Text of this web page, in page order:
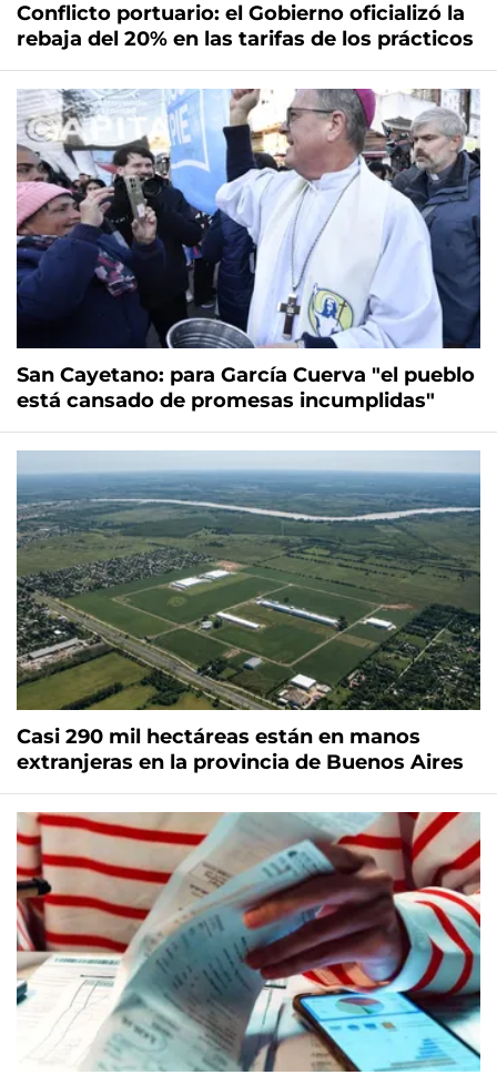
Conflicto portuario: el Gobierno oficializó la
rebaja del 20% en las tarifas de los prácticos
San Cayetano: para García Cuerva "el pueblo
está cansado de promesas incumplidas"
Casi 290 mil hectáreas están en manos
extranjeras en la provincia de Buenos Aires